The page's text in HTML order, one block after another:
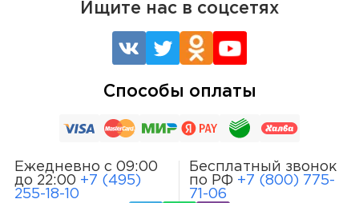
Ежедневно с 09:00
до 22:00 +7 (495)
255-18-10
Бесплатный звонок
по РФ +7 (800) 775-
71-06
Ищите нас в соцсетях
Способы оплаты